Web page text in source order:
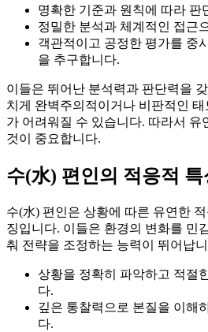
명확한 기준과 원칙에 따라 판
정밀한 분석과 체계적인 접근
객관적이고 공정한 평가를 중
을 추구합니다.
이들은 뛰어난 분석력과 판단력을
치게 완벽주의적이거나 비판적인 태
가 어려워질 수 있습니다. 따라서 유
것이 중요합니다.
수(水) 편인의 적응적 특
수(水) 편인은 상황에 따른 유연한
징입니다. 이들은 환경의 변화를 민
춰 전략을 조정하는 능력이 뛰어납
상황을 정확히 파악하고 적절
다.
깊은 통찰력으로 본질을 이해
다.